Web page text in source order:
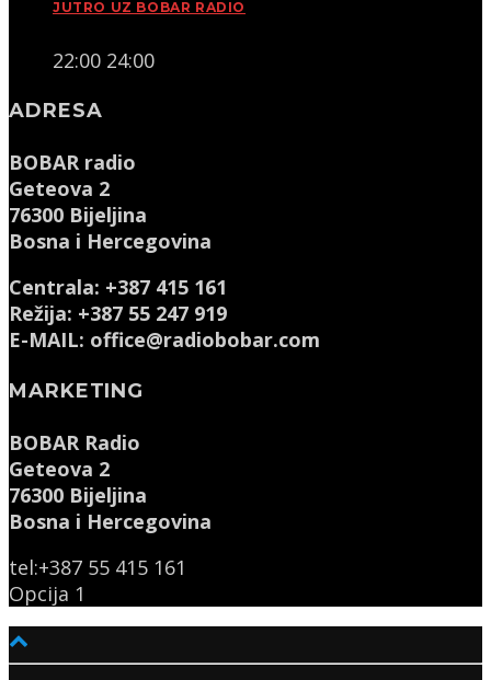
JUTRO UZ BOBAR RADIO
22:00 24:00
ADRESA
BOBAR radio
Geteova 2
76300 Bijeljina
Bosna i Hercegovina
Centrala: +387 415 161
Režija: +387 55 247 919
E-MAIL: office@radiobobar.com
MARKETING
BOBAR Radio
Geteova 2
76300 Bijeljina
Bosna i Hercegovina
tel:+387 55 415 161
Opcija 1